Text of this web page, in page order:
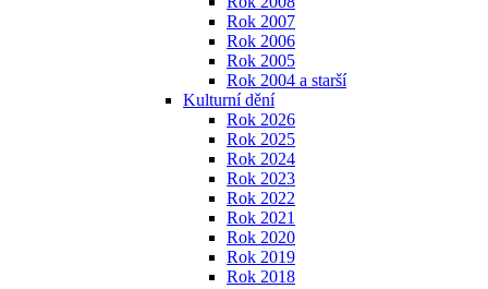
Rok 2007
Rok 2006
Rok 2005
Rok 2004 a starší
Kulturní dění
Rok 2026
Rok 2025
Rok 2024
Rok 2023
Rok 2022
Rok 2021
Rok 2020
Rok 2019
Rok 2018